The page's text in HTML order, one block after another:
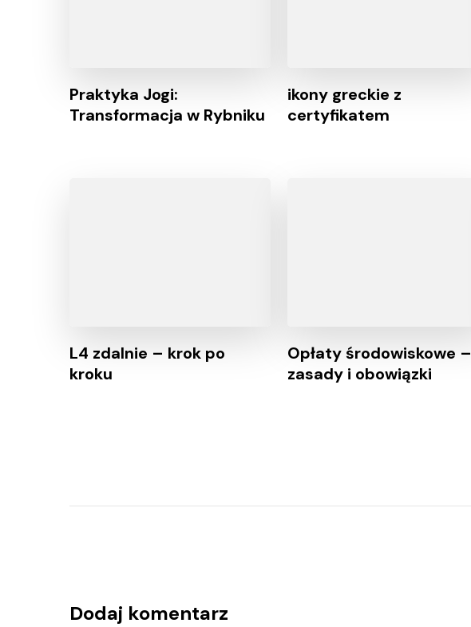
Praktyka Jogi:
Transformacja w Rybniku
ikony greckie z
certyfikatem
L4 zdalnie – krok po
kroku
Opłaty środowiskowe –
zasady i obowiązki
Dodaj komentarz